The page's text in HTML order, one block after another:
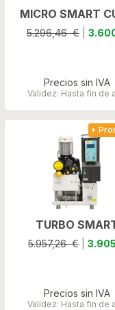
MICRO SMART
5.296,46 €
Precios sin IVA
Validez: Hasta fin de
TURBO
5.957,26 €
Precios sin IVA
Validez: Hasta fin de
+